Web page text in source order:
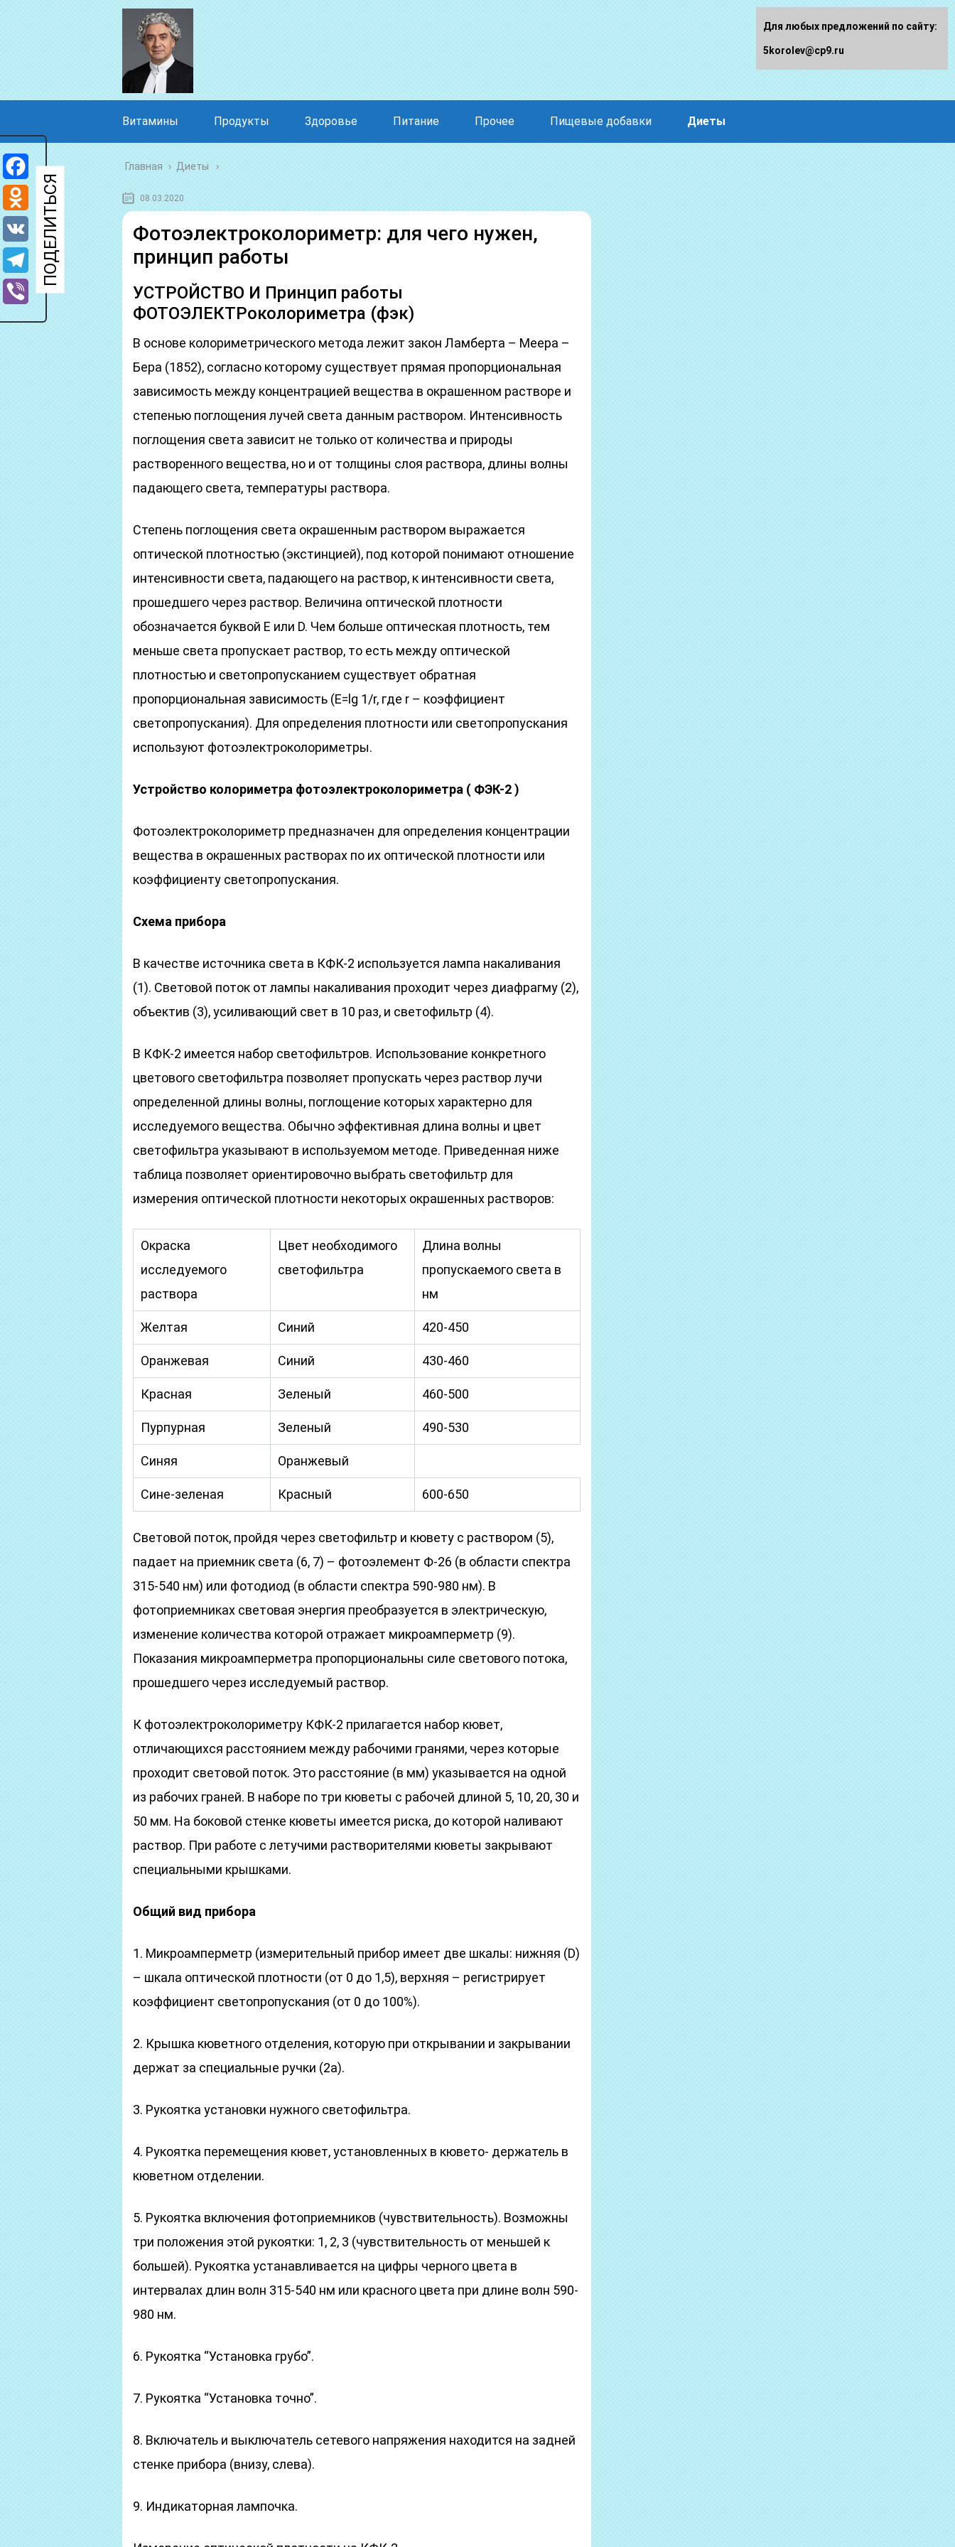
Витамины Продукты Здоровье Питание Прочее Пищевые добавки Диеты
Главная › Диеты
08.03.2020
Фотоэлектроколориметр: для чего нужен,
принцип работы
УСТРОЙСТВО И Принцип работы
ФОТОЭЛЕКТРоколориметра (фэк)
В основе колориметрического метода лежит закон Ламберта – Меера –
Бера (1852), согласно которому существует прямая пропорциональная
зависимость между концентрацией вещества в окрашенном растворе и
степенью поглощения лучей света данным раствором. Интенсивность
поглощения света зависит не только от количества и природы
растворенного вещества, но и от толщины слоя раствора, длины волны
падающего света, температуры раствора.
Степень поглощения света окрашенным раствором выражается
оптической плотностью (экстинцией), под которой понимают отношение
интенсивности света, падающего на раствор, к интенсивности света,
прошедшего через раствор. Величина оптической плотности
обозначается буквой Е или D. Чем больше оптическая плотность, тем
меньше света пропускает раствор, то есть между оптической
плотностью и светопропусканием существует обратная
пропорциональная зависимость (Е=lg 1/r, где r – коэффициент
светопропускания). Для определения плотности или светопропускания
используют фотоэлектроколориметры.
Устройство колориметра фотоэлектроколориметра ( ФЭК-2 )
Фотоэлектроколориметр предназначен для определения концентрации
вещества в окрашенных растворах по их оптической плотности или
коэффициенту светопропускания.
Схема прибора
В качестве источника света в КФК-2 используется лампа накаливания
(1). Световой поток от лампы накаливания проходит через диафрагму (2),
объектив (3), усиливающий свет в 10 раз, и светофильтр (4).
В КФК-2 имеется набор светофильтров. Использование конкретного
цветового светофильтра позволяет пропускать через раствор лучи
определенной длины волны, поглощение которых характерно для
исследуемого вещества. Обычно эффективная длина волны и цвет
светофильтра указывают в используемом методе. Приведенная ниже
таблица позволяет ориентировочно выбрать светофильтр для
измерения оптической плотности некоторых окрашенных растворов:
Окраска
исследуемого
раствора
Цвет необходимого
светофильтра
Длина волны
пропускаемого света в
нм
Желтая Синий 420-450
Оранжевая Синий 430-460
Красная Зеленый 460-500
Пурпурная Зеленый 490-530
Синяя Оранжевый
Сине-зеленая Красный 600-650
Световой поток, пройдя через светофильтр и кювету с раствором (5),
падает на приемник света (6, 7) – фотоэлемент Ф-26 (в области спектра
315-540 нм) или фотодиод (в области спектра 590-980 нм). В
фотоприемниках световая энергия преобразуется в электрическую,
изменение количества которой отражает микроамперметр (9).
Показания микроамперметра пропорциональны силе светового потока,
прошедшего через исследуемый раствор.
К фотоэлектроколориметру КФК-2 прилагается набор кювет,
отличающихся расстоянием между рабочими гранями, через которые
проходит световой поток. Это расстояние (в мм) указывается на одной
из рабочих граней. В наборе по три кюветы с рабочей длиной 5, 10, 20, 30 и
50 мм. На боковой стенке кюветы имеется риска, до которой наливают
раствор. При работе с летучими растворителями кюветы закрывают
специальными крышками.
Общий вид прибора
1. Микроамперметр (измерительный прибор имеет две шкалы: нижняя (D)
– шкала оптической плотности (от 0 до 1,5), верхняя – регистрирует
коэффициент светопропускания (от 0 до 100%).
2. Крышка кюветного отделения, которую при открывании и закрывании
держат за специальные ручки (2а).
3. Рукоятка установки нужного светофильтра.
4. Рукоятка перемещения кювет, установленных в кювето- держатель в
кюветном отделении.
5. Рукоятка включения фотоприемников (чувствительность). Возможны
три положения этой рукоятки: 1, 2, 3 (чувствительность от меньшей к
большей). Рукоятка устанавливается на цифры черного цвета в
интервалах длин волн 315-540 нм или красного цвета при длине волн 590-
980 нм.
6. Рукоятка “Установка грубо”.
7. Рукоятка “Установка точно”.
8. Включатель и выключатель сетевого напряжения находится на задней
стенке прибора (внизу, слева).
9. Индикаторная лампочка.
Facebook
Odnoklassniki
VK
Telegram
Viber
Для любых предложений по сайту:
5korolev@cp9.ru